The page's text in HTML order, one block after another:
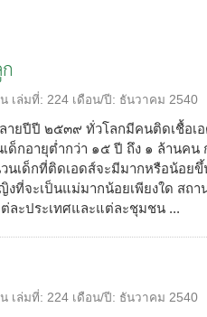
เล่มที่: 224 เดือน/ปี: ธันวาคม 2540
ายปีปี ๒๕๓๙ ทั่วโลกมีคนติดเชื้อ
ด็กอายุต่ำกว่า ๑๕ ปี ถึง ๑ ล้านคน
นเด็กที่ติดเอดส์จะมีมากหรือน้อย
งที่จะเป็นแม่มากน้อยเพียงใด สถ
ละประเทศและแต่ละชุมชน ...
เล่มที่: 224 เดือน/ปี: ธันวาคม 2540